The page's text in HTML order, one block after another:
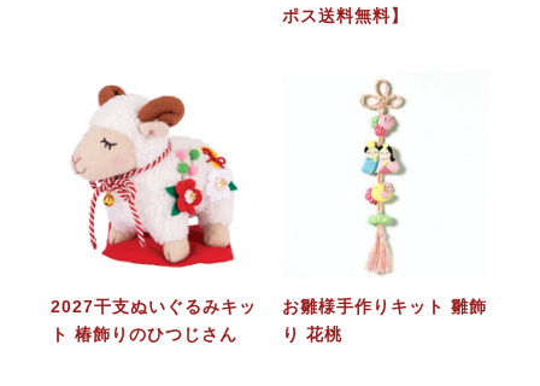
ポス送料無料】
2027干支ぬいぐるみキッ
ト 椿飾りのひつじさん
お雛様手作りキット 雛飾
り 花桃